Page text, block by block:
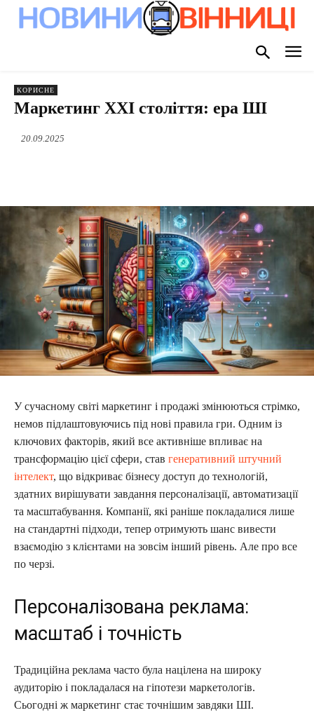
КОРИСНЕ
Маркетинг XXI століття: ера ШІ
20.09.2025
У сучасному світі маркетинг і продажі змінюються стрімко,
немов підлаштовуючись під нові правила гри. Одним із
ключових факторів, який все активніше впливає на
трансформацію цієї сфери, став генеративний штучний
інтелект, що відкриває бізнесу доступ до технологій,
здатних вирішувати завдання персоналізації, автоматизації
та масштабування. Компанії, які раніше покладалися лише
на стандартні підходи, тепер отримують шанс вивести
взаємодію з клієнтами на зовсім інший рівень. Але про все
по черзі.
Персоналізована реклама:
масштаб і точність
Традиційна реклама часто була націлена на широку
аудиторію і покладалася на гіпотези маркетологів.
Сьогодні ж маркетинг стає точнішим завдяки ШІ.